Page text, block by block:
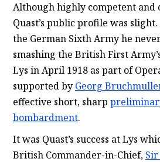
Although highly competent and
Quast’s public profile was
the German Sixth Army he
smashing the British First
Lys in April 1918 as part of
supported by Georg
effective short, sharp
bombardment.
It was Quast’s success at Lys
British Commander-in-Chief,